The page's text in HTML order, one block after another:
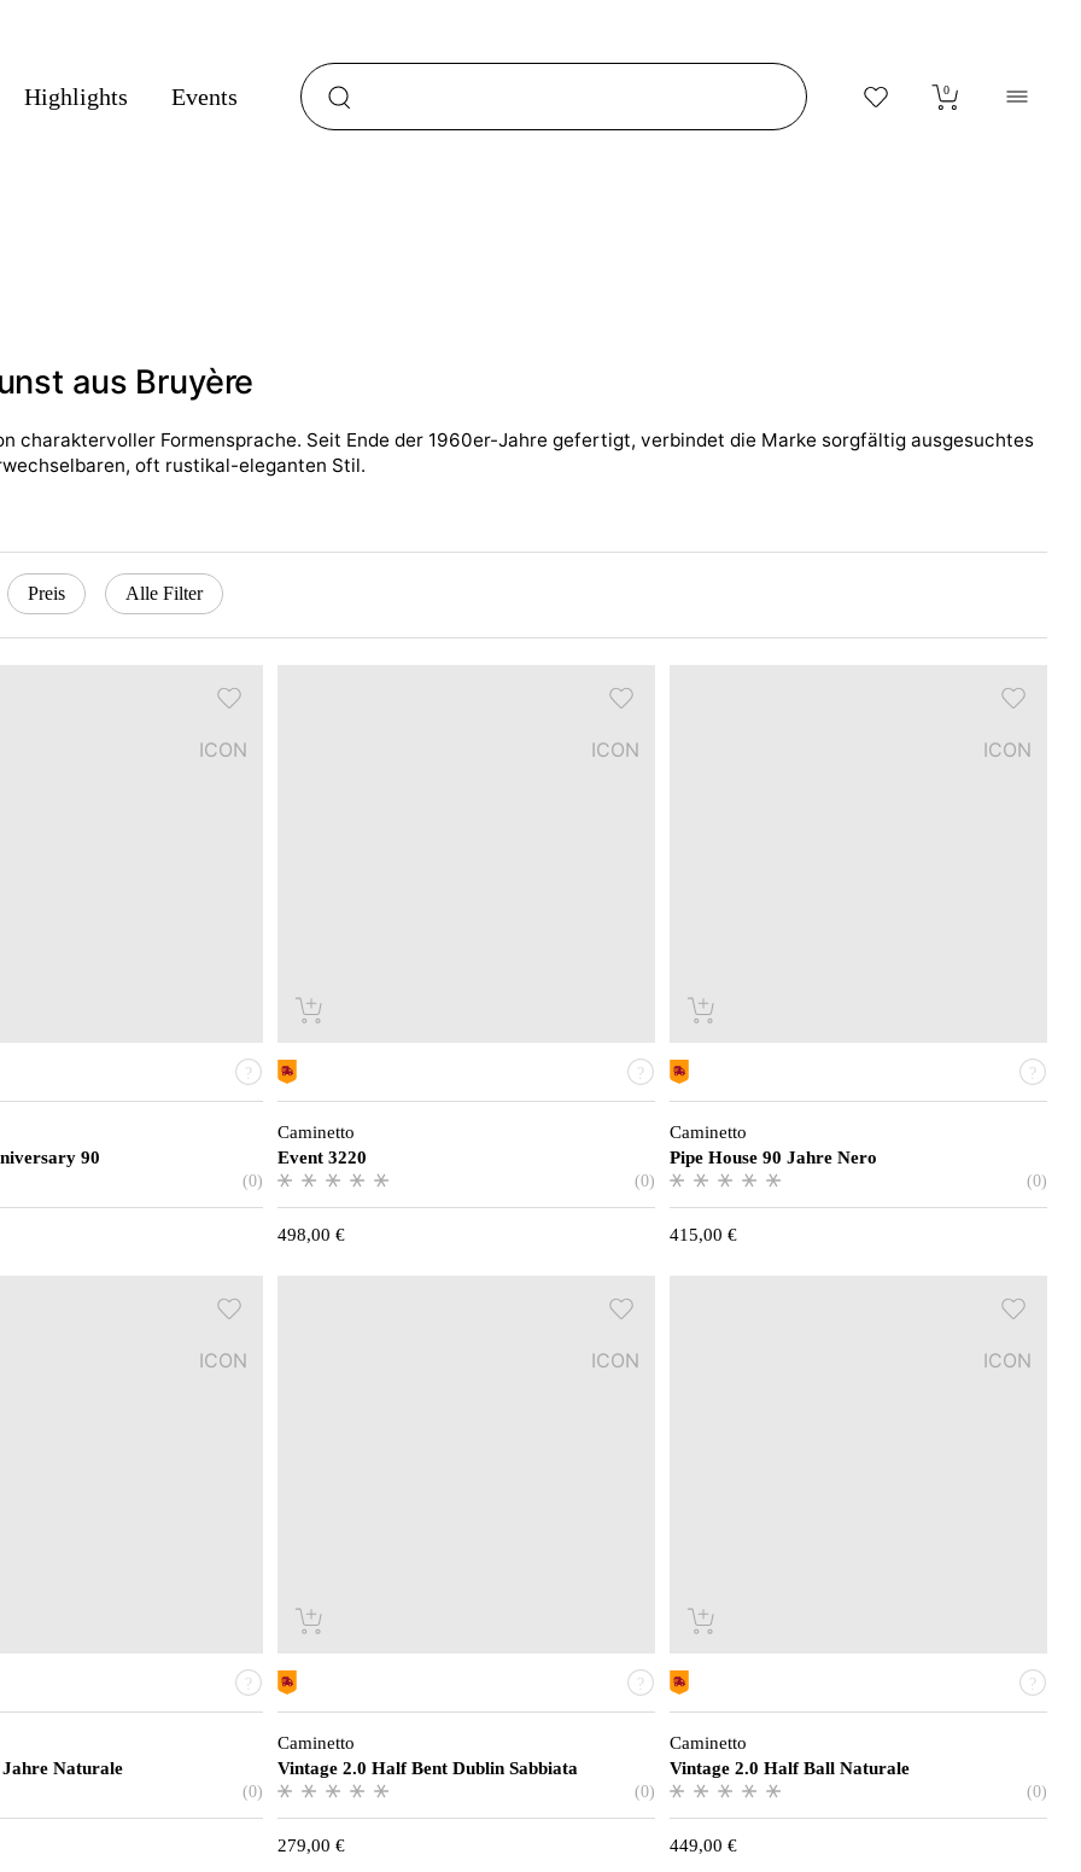
Highlights Events
Auf der Seite suchen
0
aus Bruyère
Formensprache. Seit Ende der 1960er-Jahre gefertigt, verbindet die Marke sorgfältig ausgesuchtes
oft rustikal-eleganten Stil.
Preis Alle Filter
ICON
90
(0)
ICON
Caminetto
Event 3220
(0)
498,00 €
ICON
Caminetto
Pipe House 90 Jahre Nero
(0)
415,00 €
ICON
Jahre Naturale
(0)
ICON
Caminetto
Vintage 2.0 Half Bent Dublin Sabbiata
(0)
279,00 €
ICON
Caminetto
Vintage 2.0 Half Ball Naturale
(0)
449,00 €